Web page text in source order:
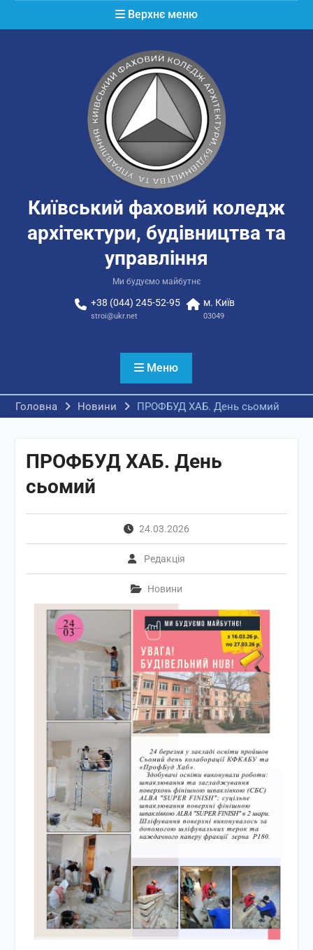
Верхнє меню
Київський фаховий коледж
архітектури, будівництва та
управління
Ми будуємо майбутнє
+38 (044) 245-52-95
stroi@ukr.net
м. Київ
03049
Меню
Головна Новини ПРОФБУД ХАБ. День сьомий
ПРОФБУД ХАБ. День
сьомий
24.03.2026
Редакція
Новини